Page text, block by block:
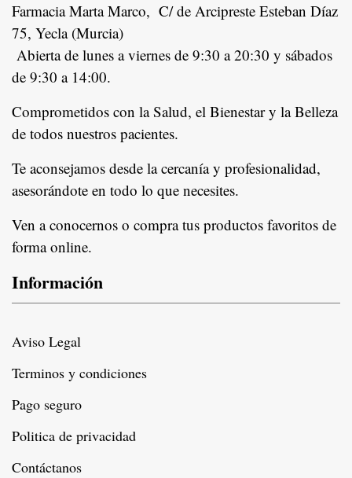
Farmacia Marta Marco, C/ de Arcipreste Esteban Díaz
75, Yecla (Murcia)
Abierta de lunes a viernes de 9:30 a 20:30 y sábados
de 9:30 a 14:00.
Comprometidos con la Salud, el Bienestar y la Belleza
de todos nuestros pacientes.
Te aconsejamos desde la cercanía y profesionalidad,
asesorándote en todo lo que necesites.
Ven a conocernos o compra tus productos favoritos de
forma online.
Información
Aviso Legal
Terminos y condiciones
Pago seguro
Politica de privacidad
Contáctanos